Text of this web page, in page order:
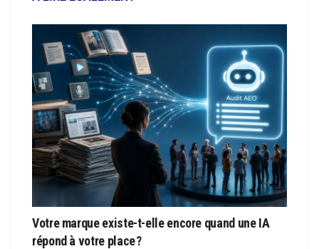
Votre marque existe-t-elle encore quand une IA
répond à votre place ?